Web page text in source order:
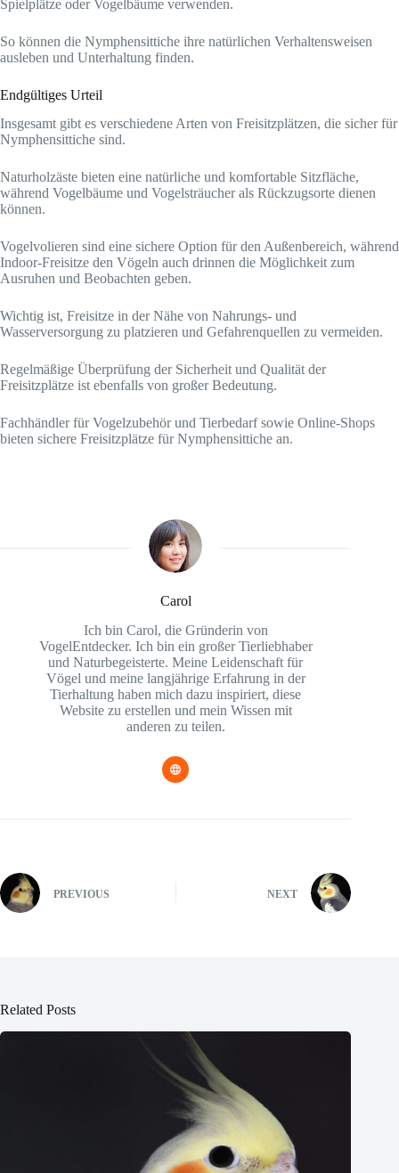
Spielplätze oder Vogelbäume verwenden.
So können die Nymphensittiche ihre natürlichen Verhaltensweisen
ausleben und Unterhaltung finden.
Endgültiges Urteil
Insgesamt gibt es verschiedene Arten von Freisitzplätzen, die sicher für
Nymphensittiche sind.
Naturholzäste bieten eine natürliche und komfortable Sitzfläche,
während Vogelbäume und Vogelsträucher als Rückzugsorte dienen
können.
Vogelvolieren sind eine sichere Option für den Außenbereich, während
Indoor-Freisitze den Vögeln auch drinnen die Möglichkeit zum
Ausruhen und Beobachten geben.
Wichtig ist, Freisitze in der Nähe von Nahrungs- und
Wasserversorgung zu platzieren und Gefahrenquellen zu vermeiden.
Regelmäßige Überprüfung der Sicherheit und Qualität der
Freisitzplätze ist ebenfalls von großer Bedeutung.
Fachhändler für Vogelzubehör und Tierbedarf sowie Online-Shops
bieten sichere Freisitzplätze für Nymphensittiche an.
Carol
Ich bin Carol, die Gründerin von
VogelEntdecker. Ich bin ein großer Tierliebhaber
und Naturbegeisterte. Meine Leidenschaft für
Vögel und meine langjährige Erfahrung in der
Tierhaltung haben mich dazu inspiriert, diese
Website zu erstellen und mein Wissen mit
anderen zu teilen.
PREVIOUS NEXT
Related Posts